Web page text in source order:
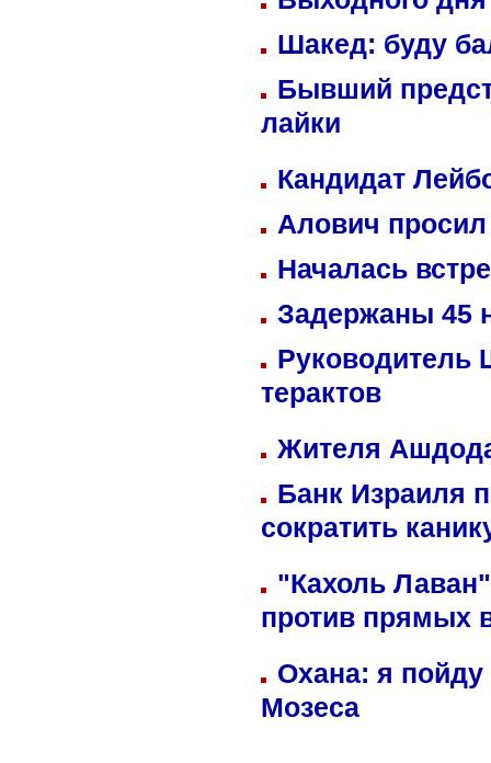
Шакед: буду
Бывший
лайки
Кандидат
Алович просил
Началась
Задержаны 45
Руководитель
терактов
Жителя
Банк Израиля
сократить
"Кахоль
против прямых
Охана: я пойду
Мозеса